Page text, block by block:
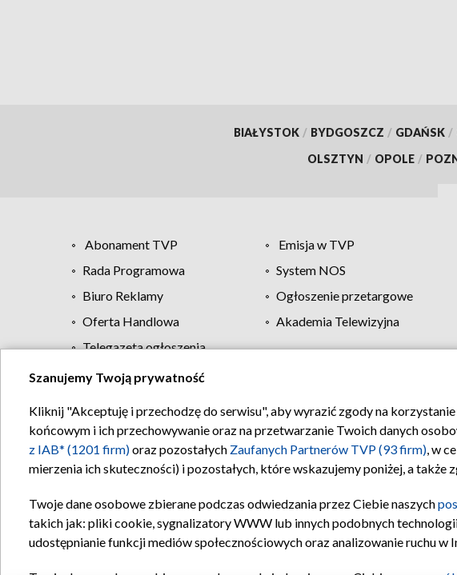
BIAŁYSTOK / BYDGOSZCZ / GDAŃSK /
OLSZTYN / OPOLE /
Abonament TVP Emisja w TVP
Rada Programowa
System NOS
Biuro Reklamy
Ogłoszenie przetargowe
Oferta Handlowa
Akademia Telewizyjna
Telegazeta ogłoszenia
Regulamin TVP Polityka
Szanujemy Twoją prywatność
Kliknij "Akceptuję i przechodzę do serwisu", aby wyrazić zgody na
końcowym i ich przechowywanie oraz na przetwarzanie Twoich danych
z IAB* (1201 firm)oraz pozostałych Zaufanych Partnerów TVP (93 firm), w
mierzenia ich skuteczności) i pozostałych, które wskazujemy poniżej, a
Twoje dane osobowe zbierane podczas odwiedzania przez Ciebie naszych
takich jak: pliki cookie, sygnalizatory WWW lub innych podobnych
udostępnianie funkcji mediów społecznościowych oraz analizowanie ruchu w